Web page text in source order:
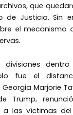
que
de Justicia. Sin
el mecanismo
divisiones
fue el
Marjorie
Trump,
las víctimas del